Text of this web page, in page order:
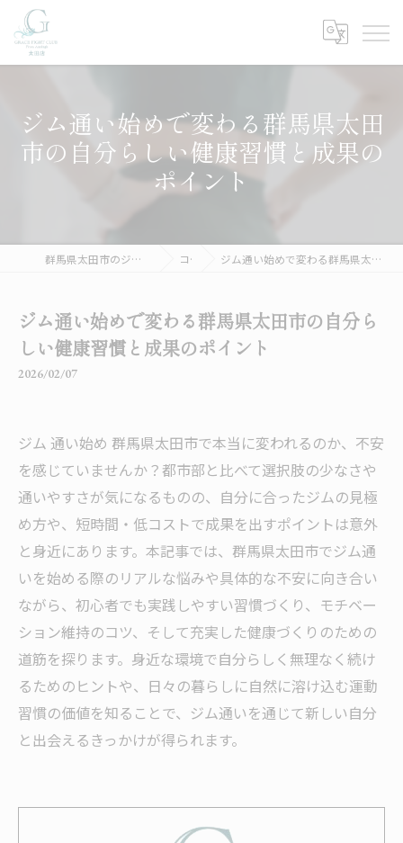
ジム通い始めで変わる群馬県太田
市の自分らしい健康習慣と成果の
ポイント
群馬県太田市のジムならGRACE FIGHT CLUB 太田 コラム ジム通い始めで変わる群馬県太田市の自分らしい健康習慣と成果のポイント
ジム通い始めで変わる群馬県太田市の自分ら
しい健康習慣と成果のポイント
2026/02/07
ジム 通い始め 群馬県太田市で本当に変われるのか、不安
を感じていませんか？都市部と比べて選択肢の少なさや
通いやすさが気になるものの、自分に合ったジムの見極
め方や、短時間・低コストで成果を出すポイントは意外
と身近にあります。本記事では、群馬県太田市でジム通
いを始める際のリアルな悩みや具体的な不安に向き合い
ながら、初心者でも実践しやすい習慣づくり、モチベー
ション維持のコツ、そして充実した健康づくりのための
道筋を探ります。身近な環境で自分らしく無理なく続け
るためのヒントや、日々の暮らしに自然に溶け込む運動
習慣の価値を知ることで、ジム通いを通じて新しい自分
と出会えるきっかけが得られます。